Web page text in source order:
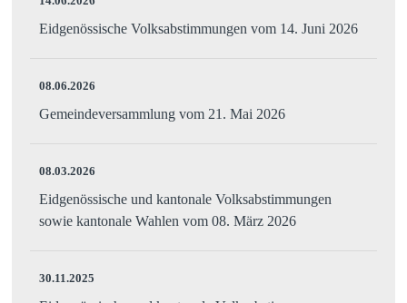
Eidgenössische Volksabstimmungen vom 14. Juni 2026
08.06.2026
Gemeindeversammlung vom 21. Mai 2026
08.03.2026
Eidgenössische und kantonale Volksabstimmungen
sowie kantonale Wahlen vom 08. März 2026
30.11.2025